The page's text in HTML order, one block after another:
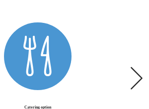
Catering option